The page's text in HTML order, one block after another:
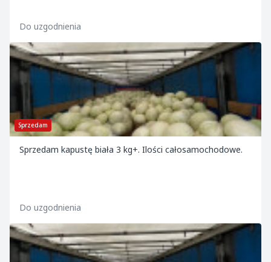
Do uzgodnienia
Sprzedam
Sprzedam kapustę biała 3 kg+. Ilości całosamochodowe.
Do uzgodnienia